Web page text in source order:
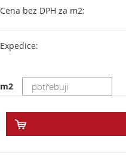
Cena bez DPH za m2:
Expedice:
m2